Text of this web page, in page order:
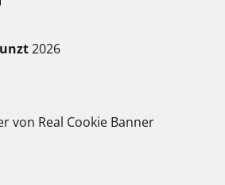
2026
von Real Cookie Banner